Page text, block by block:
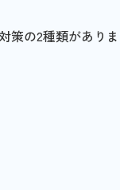
の2種類があり